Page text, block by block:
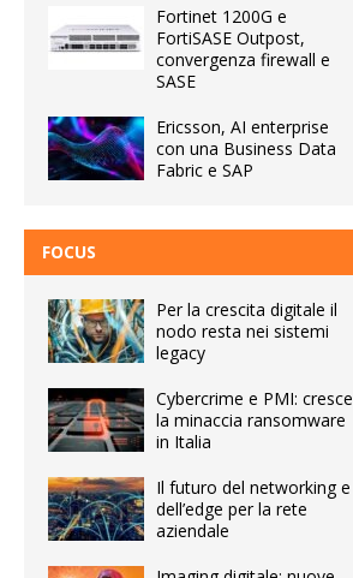
Fortinet 1200G e
FortiSASE Outpost,
convergenza firewall e
SASE
Ericsson, AI enterprise
con una Business Data
Fabric e SAP
FOCUS
Per la crescita digitale il
nodo resta nei sistemi
legacy
Cybercrime e PMI: cresce
la minaccia ransomware
in Italia
Il futuro del networking e
dell’edge per la rete
aziendale